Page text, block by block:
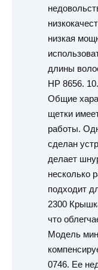
низкая
длины
HP 8656.
Общие
щетки
работы.
сделан
делает
несколько
подходит
2300
что
Модель
0746. Ее